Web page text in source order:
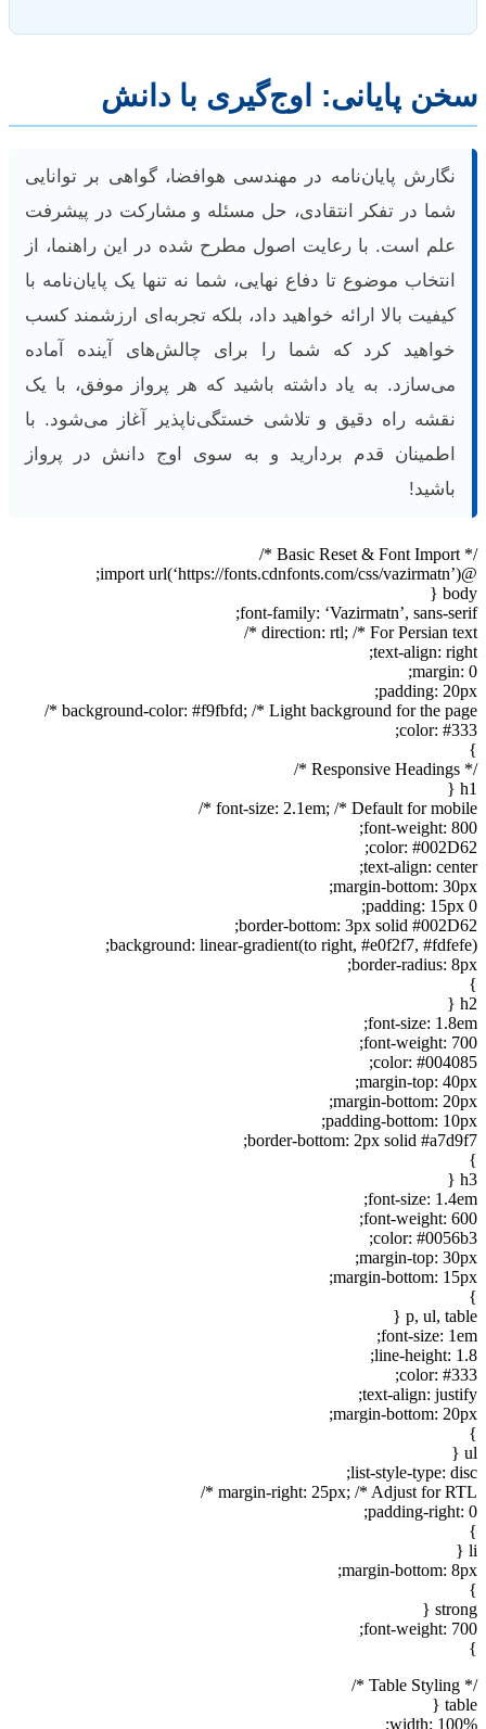
سخن پایانی: اوج‌گیری با دانش
نگارش پایان‌نامه در مهندسی هوافضا، گواهی بر توانایی
شما در تفکر انتقادی، حل مسئله و مشارکت در پیشرفت
علم است. با رعایت اصول مطرح شده در این راهنما، از
انتخاب موضوع تا دفاع نهایی، شما نه تنها یک پایان‌نامه با
کیفیت بالا ارائه خواهید داد، بلکه تجربه‌ای ارزشمند کسب
خواهید کرد که شما را برای چالش‌های آینده آماده
می‌سازد. به یاد داشته باشید که هر پرواز موفق، با یک
نقشه راه دقیق و تلاشی خستگی‌ناپذیر آغاز می‌شود. با
اطمینان قدم بردارید و به سوی اوج دانش در پرواز
باشید!
/* Basic Reset & Font Import */
@import url(‘https://fonts.cdnfonts.com/css/vazirmatn’);
body {
font-family: ‘Vazirmatn’, sans-serif;
direction: rtl; /* For Persian text */
text-align: right;
margin: 0;
padding: 20px;
background-color: #f9fbfd; /* Light background for the page */
color: #333;
}
/* Responsive Headings */
h1 {
font-size: 2.1em; /* Default for mobile */
font-weight: 800;
color: #002D62;
text-align: center;
margin-bottom: 30px;
padding: 15px 0;
border-bottom: 3px solid #002D62;
background: linear-gradient(to right, #e0f2f7, #fdfefe);
border-radius: 8px;
}
h2 {
font-size: 1.8em;
font-weight: 700;
color: #004085;
margin-top: 40px;
margin-bottom: 20px;
padding-bottom: 10px;
border-bottom: 2px solid #a7d9f7;
}
h3 {
font-size: 1.4em;
font-weight: 600;
color: #0056b3;
margin-top: 30px;
margin-bottom: 15px;
}
p, ul, table {
font-size: 1em;
line-height: 1.8;
color: #333;
text-align: justify;
margin-bottom: 20px;
}
ul {
list-style-type: disc;
margin-right: 25px; /* Adjust for RTL */
padding-right: 0;
}
li {
margin-bottom: 8px;
}
strong {
font-weight: 700;
}
/* Table Styling */
table {
width: 100%;